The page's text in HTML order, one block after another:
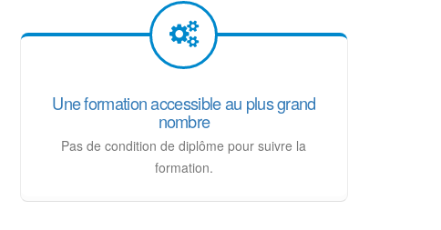
Une formation accessible au plus grand
nombre
Pas de condition de diplôme pour suivre la
formation.